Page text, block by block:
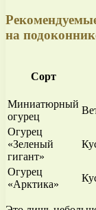
на
Сорт
Миниатюрный
огурец
Огурец
«Зеленый
гигант»
Огурец
«Арктика»